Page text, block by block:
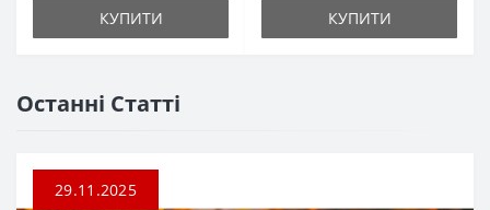
КУПИТИ КУПИТИ
Останні Статті
29.11.2025